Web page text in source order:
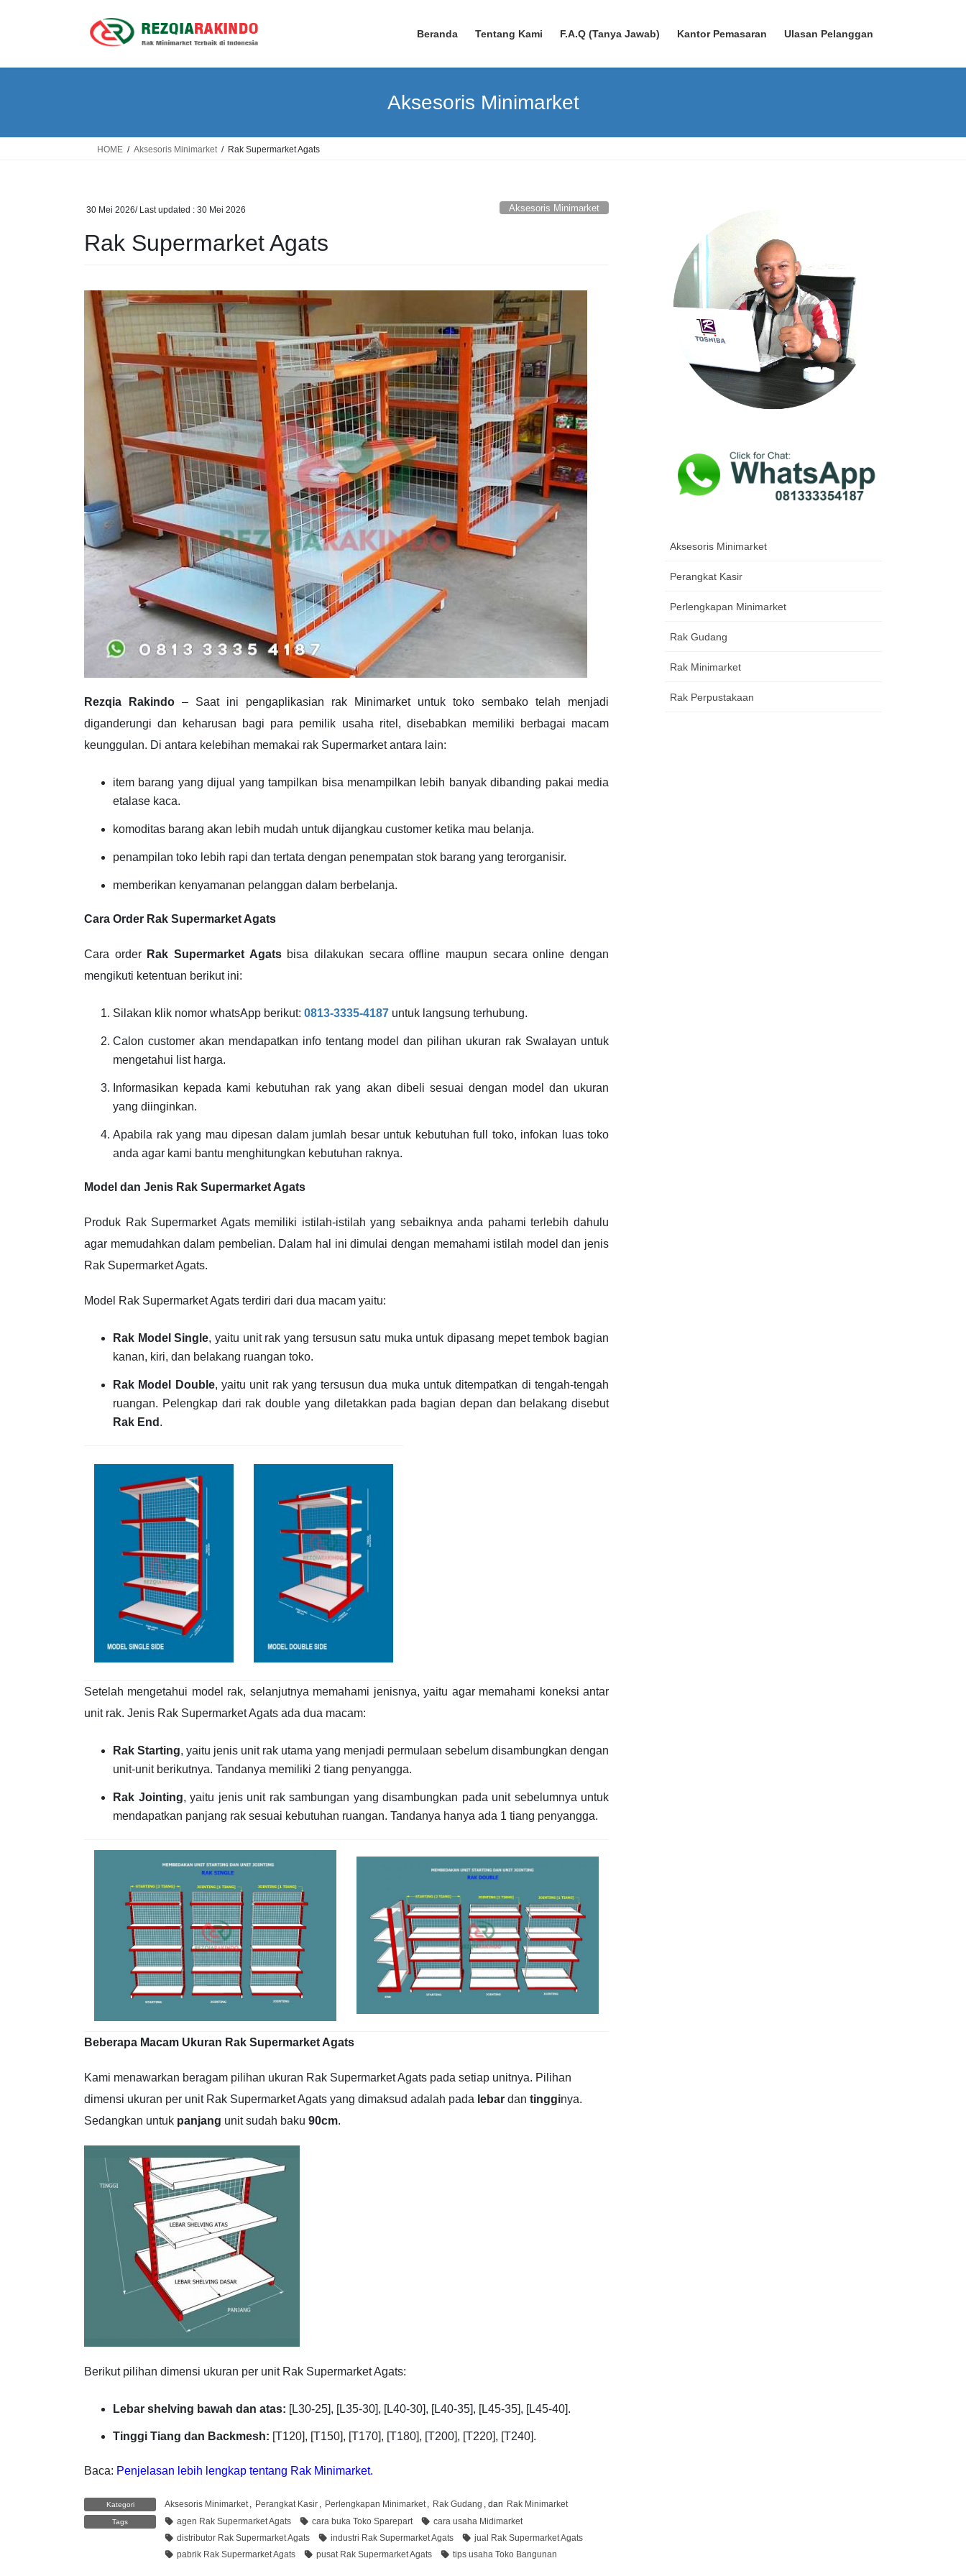
Beranda Tentang Kami F.A.Q (Tanya Jawab) Kantor Pemasaran Ulasan Pelanggan
Aksesoris Minimarket
HOME Aksesoris Minimarket Rak Supermarket Agats
30 Mei 2026/ Last updated : 30 Mei 2026 Aksesoris Minimarket
Rak Supermarket Agats
Rezqia Rakindo – Saat ini pengaplikasian rak Minimarket untuk toko sembako telah menjadi
diganderungi dan keharusan bagi para pemilik usaha ritel, disebabkan memiliki berbagai macam
keunggulan. Di antara kelebihan memakai rak Supermarket antara lain:
item barang yang dijual yang tampilkan bisa menampilkan lebih banyak dibanding pakai media
etalase kaca.
komoditas barang akan lebih mudah untuk dijangkau customer ketika mau belanja.
penampilan toko lebih rapi dan tertata dengan penempatan stok barang yang terorganisir.
memberikan kenyamanan pelanggan dalam berbelanja.
Cara Order Rak Supermarket Agats
Cara order Rak Supermarket Agatsbisa dilakukan secara offline maupun secara online dengan
mengikuti ketentuan berikut ini:
Silakan klik nomor whatsApp berikut: 0813-3335-4187 untuk langsung terhubung.
Calon customer akan mendapatkan info tentang model dan pilihan ukuran rak Swalayan untuk
mengetahui list harga.
Informasikan kepada kami kebutuhan rak yang akan dibeli sesuai dengan model dan ukuran
yang diinginkan.
Apabila rak yang mau dipesan dalam jumlah besar untuk kebutuhan full toko, infokan luas toko
anda agar kami bantu menghitungkan kebutuhan raknya.
Model dan Jenis Rak Supermarket Agats
Produk Rak Supermarket Agats memiliki istilah-istilah yang sebaiknya anda pahami terlebih dahulu
agar memudahkan dalam pembelian. Dalam hal ini dimulai dengan memahami istilah model dan jenis
Rak Supermarket Agats.
Model Rak Supermarket Agats terdiri dari dua macam yaitu:
Rak Model Single, yaitu unit rak yang tersusun satu muka untuk dipasang mepet tembok bagian
kanan, kiri, dan belakang ruangan toko.
Rak Model Double, yaitu unit rak yang tersusun dua muka untuk ditempatkan di tengah-tengah
ruangan. Pelengkap dari rak double yang diletakkan pada bagian depan dan belakang disebut
Rak End .
Setelah mengetahui model rak, selanjutnya memahami jenisnya, yaitu agar memahami koneksi antar
unit rak. Jenis Rak Supermarket Agats ada dua macam:
Rak Starting, yaitu jenis unit rak utama yang menjadi permulaan sebelum disambungkan dengan
unit-unit berikutnya. Tandanya memiliki 2 tiang penyangga.
Rak Jointing, yaitu jenis unit rak sambungan yang disambungkan pada unit sebelumnya untuk
mendapatkan panjang rak sesuai kebutuhan ruangan. Tandanya hanya ada 1 tiang penyangga.
Beberapa Macam Ukuran Rak Supermarket Agats
Kami menawarkan beragam pilihan ukuran Rak Supermarket Agats pada setiap unitnya. Pilihan
dimensi ukuran per unit Rak Supermarket Agats yang dimaksud adalah pada lebar dan tingginya.
Sedangkan untuk panjang unit sudah baku 90cm.
Berikut pilihan dimensi ukuran per unit Rak Supermarket Agats:
Lebar shelving bawah dan atas: [L30-25], [L35-30], [L40-30], [L40-35], [L45-35], [L45-40].
Tinggi Tiang dan Backmesh: [T120], [T150], [T170], [T180], [T200], [T220], [T240].
Baca: Penjelasan lebih lengkap tentang Rak Minimarket.
Kategori Aksesoris Minimarket Perangkat Kasir Perlengkapan Minimarket Rak Gudang , dan Rak Minimarket
Tags agen Rak Supermarket Agats cara buka Toko Sparepart
cara usaha Midimarket
distributor Rak Supermarket Agats
industri Rak Supermarket Agats
jual Rak Supermarket Agats
pabrik Rak Supermarket Agats
pusat Rak Supermarket Agats tips usaha Toko Bangunan
Aksesoris Minimarket
Perangkat Kasir
Perlengkapan Minimarket
Rak Gudang
Rak Minimarket
Rak Perpustakaan